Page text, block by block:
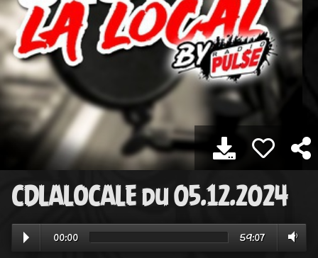
CDLALOCALE du 05.12.2024
00:00 59:07